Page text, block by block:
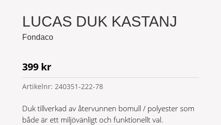
LUCAS DUK KASTANJ
Fondaco
399 kr
Artikelnr: 240351-222-78
Duk tillverkad av återvunnen bomull / polyester som
både är ett miljövänligt och funktionellt val.